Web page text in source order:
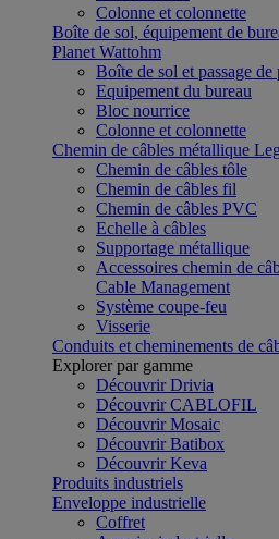
Colonne et colonnette
Boîte de sol, équipement de
Planet Wattohm
Boîte de sol et passage de
Equipement du bureau
Bloc nourrice
Colonne et colonnette
Chemin de câbles métallique
Chemin de câbles tôle
Chemin de câbles fil
Chemin de câbles PVC
Echelle à câbles
Supportage métallique
Accessoires chemin de
Cable Management
Système coupe-feu
Visserie
Conduits et cheminements de
Explorer par gamme
Découvrir Drivia
Découvrir CABLOFIL
Découvrir Mosaic
Découvrir Batibox
Découvrir Keva
Produits industriels
Enveloppe industrielle
Coffret